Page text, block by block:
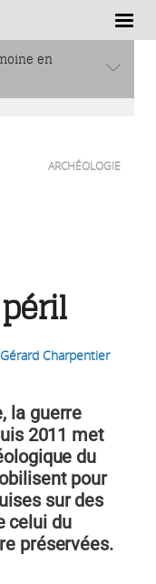
en
ARCHÉOLOGIE
Gérard Charpentier
la guerre
2011 met
du
pour
sur des
celui du
préservées.